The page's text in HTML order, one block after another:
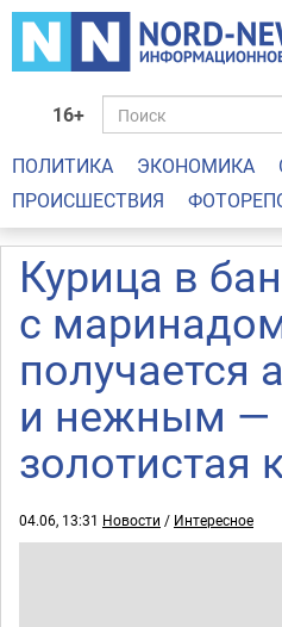
16+
ПОЛИТИКА ЭКОНОМИКА
ПРОИСШЕСТВИЯ
Курица в
с
получается
и нежным —
золотистая
04.06, 13:31 Новости / Интересное